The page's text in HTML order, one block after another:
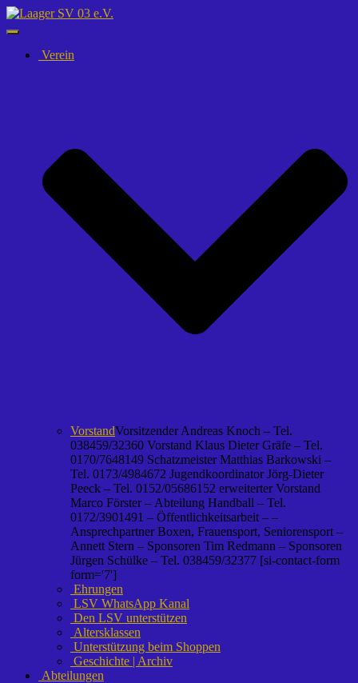
Navigation
umschalten
Verein
VorstandVorsitzender Andreas Knoch – Tel.
038459/32360 Vorstand Klaus Dieter Gräfe – Tel.
0170/7648149 Schatzmeister Matthias Barkowski –
Tel. 0173/4984672 Jugendkoordinator Jörg-Dieter
Peeck – Tel. 0152/05686152 erweiterter Vorstand
Marco Förster – Abteilung Handball – Tel.
0172/3901491 – Öffentlichkeitsarbeit – –
Ansprechpartner Boxen, Frauensport, Seniorensport –
Annett Stern – Sponsoren Tim Redmann – Sponsoren
Jürgen Schülke – Tel. 038459/32377 [si-contact-form
form='7']
Ehrungen
LSV WhatsApp Kanal
Den LSV unterstützen
Altersklassen
Unterstützung beim Shoppen
Geschichte | Archiv
Abteilungen